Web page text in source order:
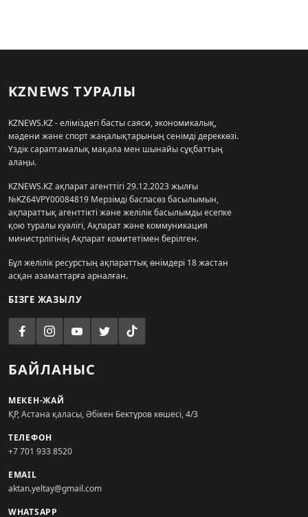
KZNEWS ТУРАЛЫ
KZNEWS.KZ - еліміздегі басты саяси, экономикалық,
мәдени және спорт жаңалықтарының сенімді дереккөзі.
Үздік сараптамалық мақала мен шынайы сұқбаттың
алаңы.
KZNEWS.KZ ақпарат агенттігі 29.12.2023 жылғы
№KZ64VPY00084819 Мерзімді баспасөз басылымын,
ақпараттық агенттікті және желілік басылымды есепке
қою туралы куәлігі, Ақпарат және коммуникация
министрлігінің Ақпарат комитетімен берілген.
Бұл желілік ресурстың ақпараттық өнімдері 18 жастан
асқан азаматтарға арналған.
БІЗГЕ ЖАЗЫЛУ
БАЙЛАНЫС
МЕКЕН-ЖАЙ
ҚР, Астана қаласы, Әбікен Бектұров көшесі, 4/3
ТЕЛЕФОН
+7 701 933 8520
EMAIL
aktan.yeltay@gmail.com
WHATSAPP